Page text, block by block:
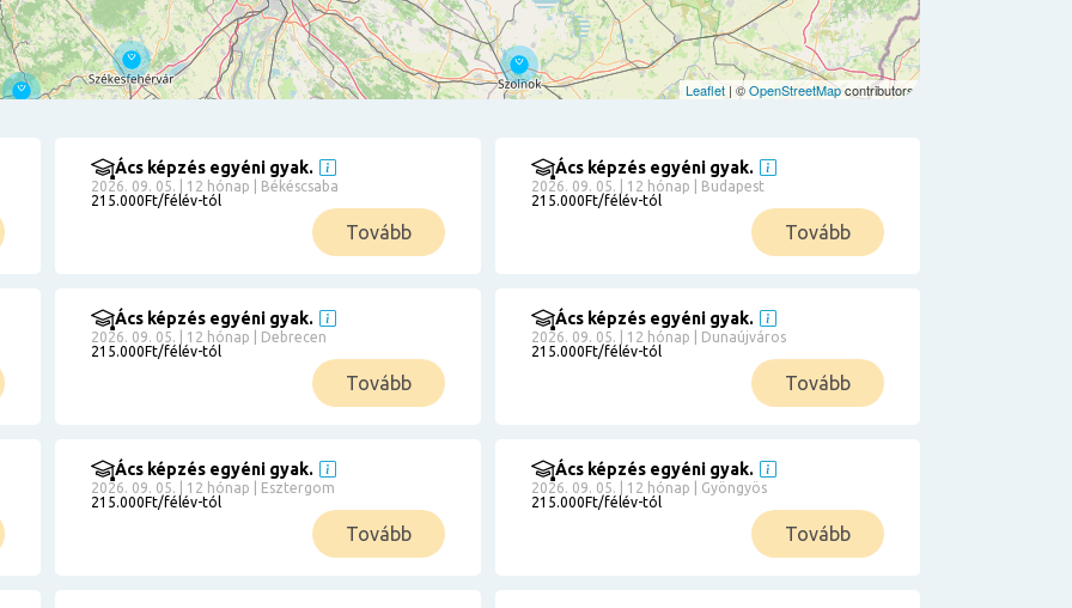
Leaflet | ©OpenStreetMapcontributors
Ács képzés egyéni gyak.
2026. 09. 05. | 12 hónap | Békéscsaba
215.000Ft/félév-tól
Tovább
Ács képzés egyéni gyak.
2026. 09. 05. | 12 hónap | Budapest
215.000Ft/félév-tól
Tovább
Ács képzés egyéni gyak.
2026. 09. 05. | 12 hónap | Debrecen
215.000Ft/félév-tól
Tovább
Ács képzés egyéni gyak.
2026. 09. 05. | 12 hónap | Dunaújváros
215.000Ft/félév-tól
Tovább
Ács képzés egyéni gyak.
2026. 09. 05. | 12 hónap | Esztergom
215.000Ft/félév-tól
Tovább
Ács képzés egyéni gyak.
2026. 09. 05. | 12 hónap | Gyöngyös
215.000Ft/félév-tól
Tovább